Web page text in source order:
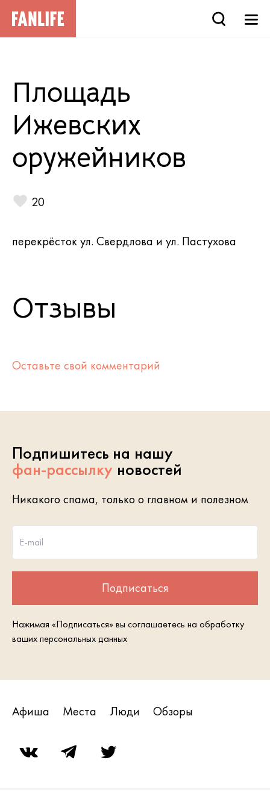
Площадь
Ижевских
оружейников
20
перекрёсток ул. Свердлова и ул. Пастухова
Отзывы
Оставьте свой комментарий
Подпишитесь на нашу
фан-рассылку новостей
Никакого спама, только о главном и полезном
E-mail
Подписаться
Нажимая «Подписаться» вы соглашаетесь на обработку
ваших персональных данных
Афиша Места Люди Обзоры